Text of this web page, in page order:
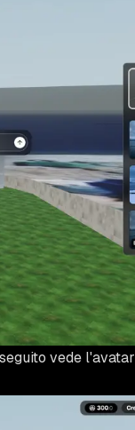
vede l'avatar